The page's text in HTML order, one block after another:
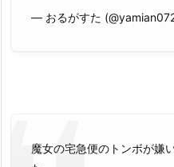
— おるがすた
魔女の宅急便のトンボが嫌